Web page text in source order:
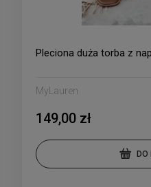
Pleciona duża torba z
MyLauren
149,00 zł
DO